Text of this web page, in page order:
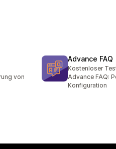
von
Advance FAQ
Kostenloser
Advance FAQ:
Konfiguration